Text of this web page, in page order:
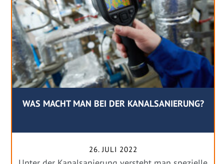
WAS MACHT MAN BEI DER KANALSANIERUNG?
26. JULI 2022